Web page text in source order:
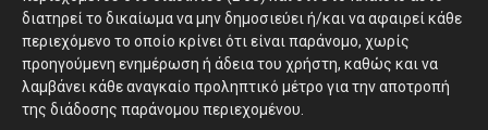
διατηρεί το δικαίωμα να μην δημοσιεύει ή/και να αφαιρεί κάθε
περιεχόμενο το οποίο κρίνει ότι είναι παράνομο, χωρίς
προηγούμενη ενημέρωση ή άδεια του χρήστη, καθώς και να
λαμβάνει κάθε αναγκαίο προληπτικό μέτρο για την αποτροπή
της διάδοσης παράνομου περιεχομένου.